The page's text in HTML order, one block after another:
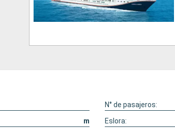
N° de pasajeros:
m Eslora: